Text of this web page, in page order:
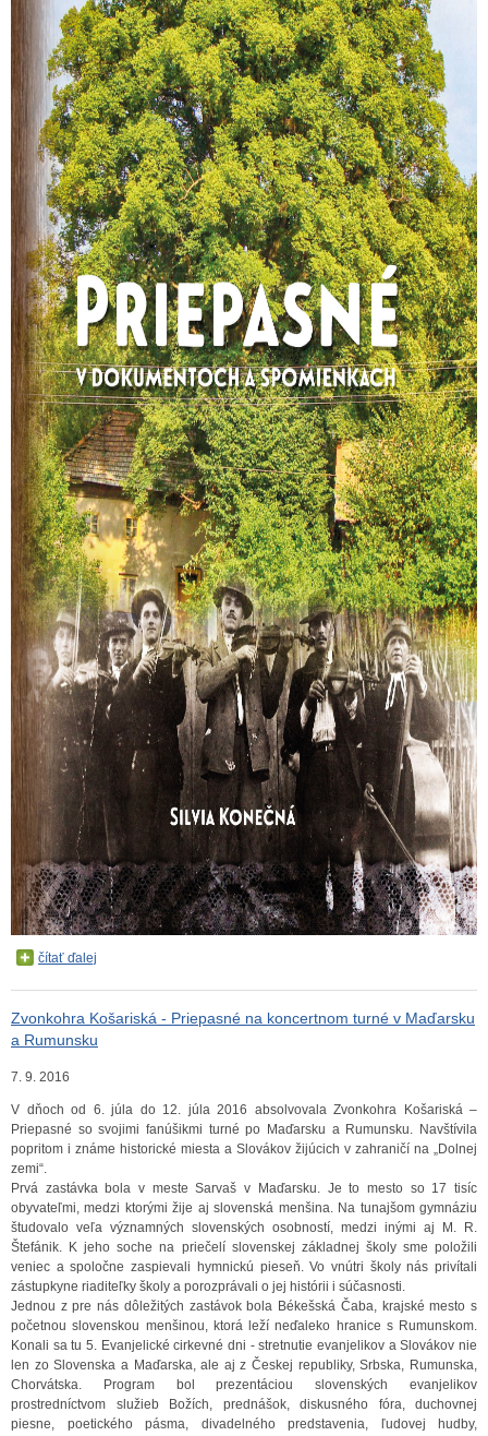
čítať ďalej
Zvonkohra Košariská - Priepasné na koncertnom turné v Maďarsku
a Rumunsku
7. 9. 2016
V dňoch od 6. júla do 12. júla 2016 absolvovala Zvonkohra Košariská –
Priepasné so svojimi fanúšikmi turné po Maďarsku a Rumunsku. Navštívila
popritom i známe historické miesta a Slovákov žijúcich v zahraničí na „Dolnej
zemi“.
Prvá zastávka bola v meste Sarvaš v Maďarsku. Je to mesto so 17 tisíc
obyvateľmi, medzi ktorými žije aj slovenská menšina. Na tunajšom gymnáziu
študovalo veľa významných slovenských osobností, medzi inými aj M. R.
Štefánik. K jeho soche na priečelí slovenskej základnej školy sme položili
veniec a spoločne zaspievali hymnickú pieseň. Vo vnútri školy nás privítali
zástupkyne riaditeľky školy a porozprávali o jej histórii i súčasnosti.
Jednou z pre nás dôležitých zastávok bola Békešská Čaba, krajské mesto s
početnou slovenskou menšinou, ktorá leží neďaleko hranice s Rumunskom.
Konali sa tu 5. Evanjelické cirkevné dni - stretnutie evanjelikov a Slovákov nie
len zo Slovenska a Maďarska, ale aj z Českej republiky, Srbska, Rumunska,
Chorvátska. Program bol prezentáciou slovenských evanjelikov
prostredníctvom služieb Božích, prednášok, diskusného fóra, duchovnej
piesne, poetického pásma, divadelného predstavenia, ľudovej hudby,